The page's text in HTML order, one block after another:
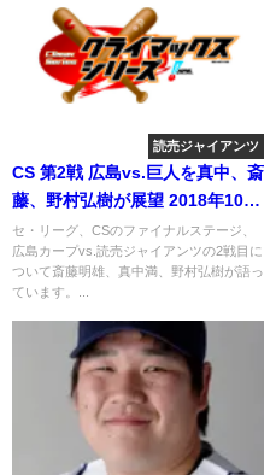
読売ジャイアンツ
CS 第2戦 広島vs.巨人を真中、斎
藤、野村弘樹が展望 2018年10月
17日
セ・リーグ、CSのファイナルステージ、
広島カープvs.読売ジャイアンツの2戦目に
ついて斎藤明雄、真中満、野村弘樹が語っ
ています。...